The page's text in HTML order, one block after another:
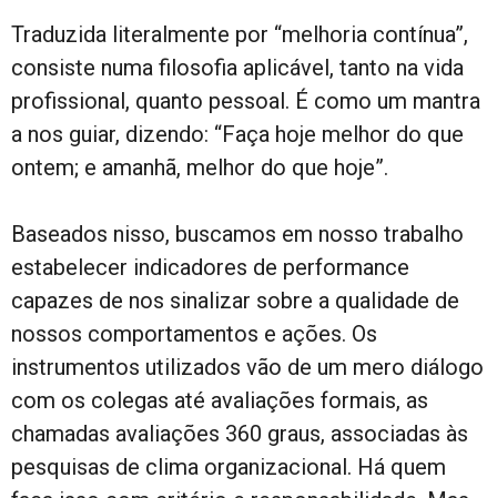
Traduzida literalmente por “melhoria contínua”,
consiste numa filosofia aplicável, tanto na vida
profissional, quanto pessoal. É como um mantra
a nos guiar, dizendo: “Faça hoje melhor do que
ontem; e amanhã, melhor do que hoje”.
Baseados nisso, buscamos em nosso trabalho
estabelecer indicadores de performance
capazes de nos sinalizar sobre a qualidade de
nossos comportamentos e ações. Os
instrumentos utilizados vão de um mero diálogo
com os colegas até avaliações formais, as
chamadas avaliações 360 graus, associadas às
pesquisas de clima organizacional. Há quem